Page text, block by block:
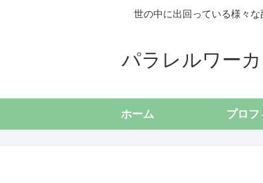
世の中に出回っている様々
パラレルワー
ホーム プロフ